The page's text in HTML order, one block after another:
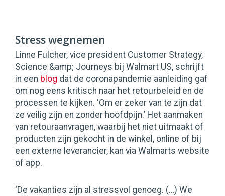
Stress wegnemen
Linne Fulcher, vice president Customer Strategy,
Science &amp; Journeys bij Walmart US, schrijft
in een blog dat de coronapandemie aanleiding gaf
om nog eens kritisch naar het retourbeleid en de
processen te kijken. ‘Om er zeker van te zijn dat
ze veilig zijn en zonder hoofdpijn.’ Het aanmaken
van retouraanvragen, waarbij het niet uitmaakt of
producten zijn gekocht in de winkel, online of bij
een externe leverancier, kan via Walmarts website
of app.
‘De vakanties zijn al stressvol genoeg. (…) We